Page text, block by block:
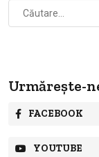
după:
Urmărește-
FACEBOOK
YOUTUBE